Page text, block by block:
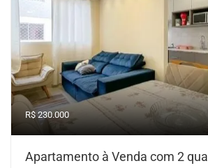
R$ 230.000
Apartamento à Venda com 2